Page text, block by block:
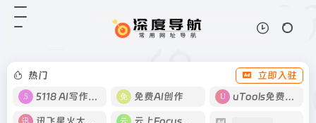
热门
立即入驻
5118 AI写作工具
免费AI创作 uTools免费工具箱